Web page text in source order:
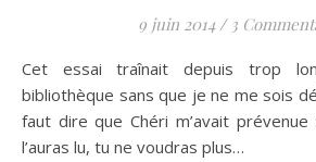
9 juin 2014 / 3
Cet essai traînait depuis trop longtemps dans ma
bibliothèque sans que je ne me sois
faut dire que Chéri m’avait
l’auras lu, tu ne voudras plus…